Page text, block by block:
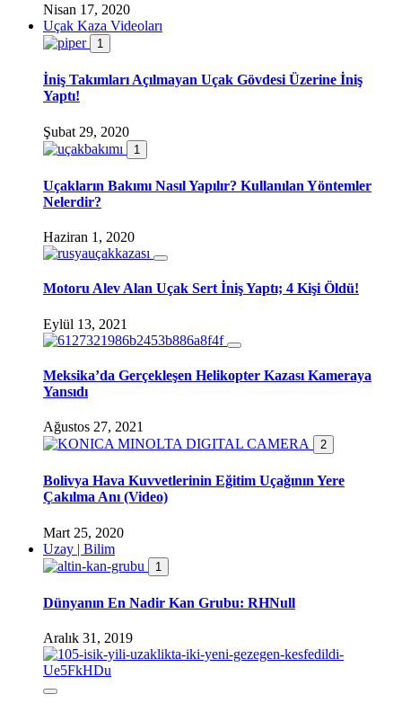
Nisan 17, 2020
Uçak Kaza Videoları
1
İniş Takımları Açılmayan Uçak Gövdesi Üzerine İniş
Yaptı!
Şubat 29, 2020
1
Uçakların Bakımı Nasıl Yapılır? Kullanılan Yöntemler
Nelerdir?
Haziran 1, 2020
Motoru Alev Alan Uçak Sert İniş Yaptı; 4 Kişi Öldü!
Eylül 13, 2021
Meksika’da Gerçekleşen Helikopter Kazası Kameraya
Yansıdı
Ağustos 27, 2021
2
Bolivya Hava Kuvvetlerinin Eğitim Uçağının Yere
Çakılma Anı (Video)
Mart 25, 2020
Uzay | Bilim
1
Dünyanın En Nadir Kan Grubu: RHNull
Aralık 31, 2019